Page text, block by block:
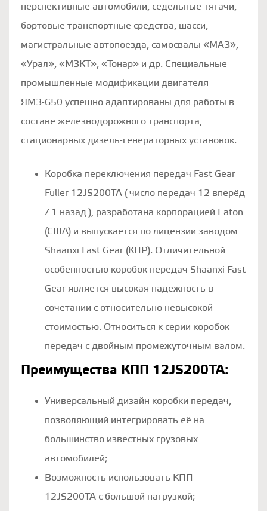
перспективные автомобили, седельные тягачи,
бортовые транспортные средства, шасси,
магистральные автопоезда, самосвалы «МАЗ»,
«Урал», «МЗКТ», «Тонар» и др. Специальные
промышленные модификации двигателя
ЯМЗ-650 успешно адаптированы для работы в
составе железнодорожного транспорта,
стационарных дизель-генераторных установок.
Коробка переключения передач Fast Gear
Fuller 12JS200TA ( число передач 12 вперёд
/ 1 назад ), разработана корпорацией Eaton
(CША) и выпускается по лицензии заводом
Shaanxi Fast Gear (КНР). Отличительной
особенностью коробок передач Shaanxi Fast
Gear является высокая надёжность в
сочетании с относительно невысокой
стоимостью. Относиться к серии коробок
передач с двойным промежуточным валом.
Преимущества КПП 12JS200TA:
Универсальный дизайн коробки передач,
позволяющий интегрировать её на
большинство известных грузовых
автомобилей;
Возможность использовать КПП
12JS200TA c большой нагрузкой;